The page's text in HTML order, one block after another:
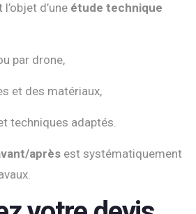
d’une étude technique
par drone,
et des matériaux,
techniques adaptés.
après est systématiquement